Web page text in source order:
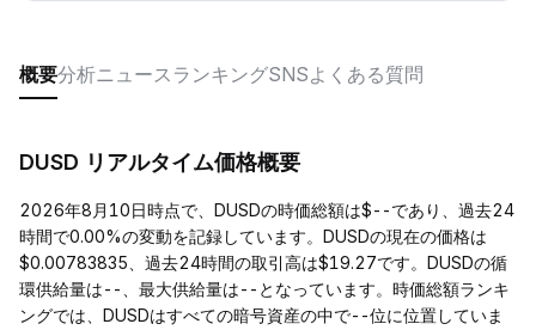
概要分析ニュース ランキングSNSよくある質問
DUSD リアルタイム価格概要
2026年8月10日時点で、DUSDの時価総額は$--であり、過去24
時間で0.00%の変動を記録しています。DUSDの現在の価格は
$0.00783835、過去24時間の取引高は$19.27です。DUSDの循
環供給量は--、最大供給量は--となっています。時価総額ランキ
ングでは、DUSDはすべての暗号資産の中で--位に位置していま